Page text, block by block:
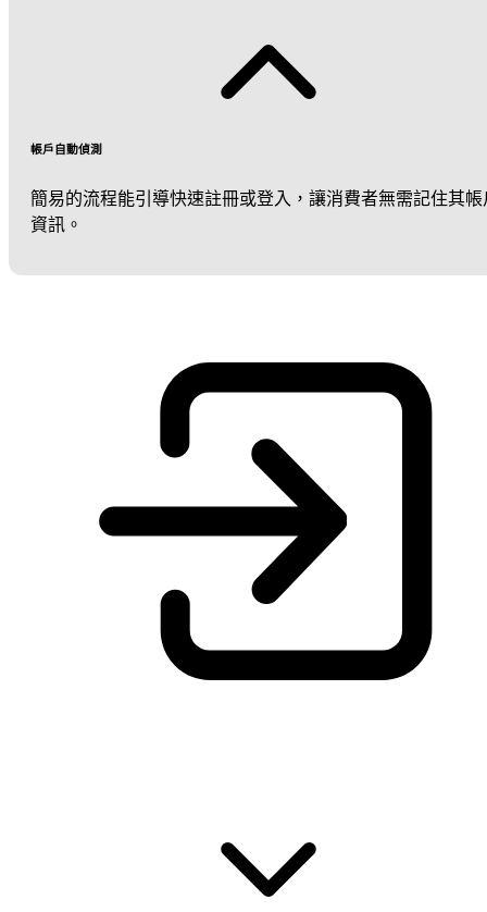
帳戶自動偵測
簡易的流程能引導快速註冊或登入，讓消費者無需記住其帳
資訊。